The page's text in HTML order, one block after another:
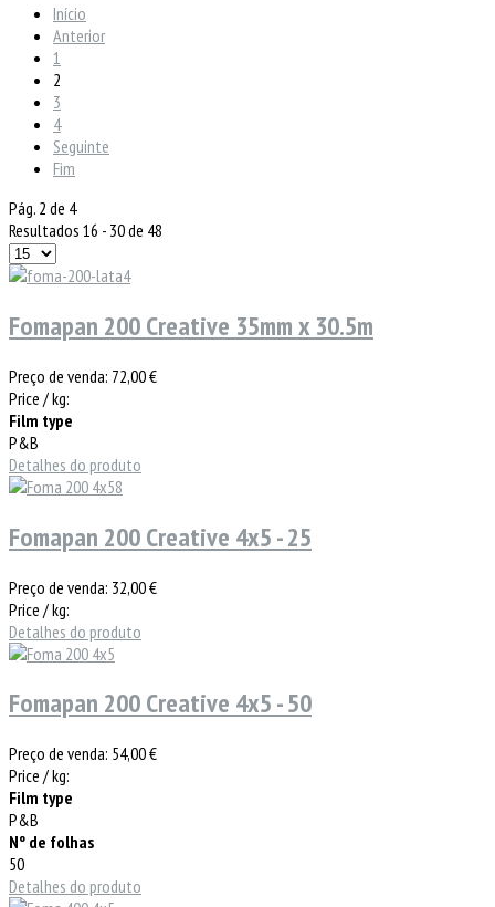
Início
Anterior
1
2
3
4
Seguinte
Fim
Pág. 2 de 4
Resultados 16 - 30 de 48
Fomapan 200 Creative 35mm x 30.5m
Preço de venda: 72,00 €
Price / kg:
Film type
P&B
Detalhes do produto
Fomapan 200 Creative 4x5 - 25
Preço de venda: 32,00 €
Price / kg:
Detalhes do produto
Fomapan 200 Creative 4x5 - 50
Preço de venda: 54,00 €
Price / kg:
Film type
P&B
Nº de folhas
50
Detalhes do produto